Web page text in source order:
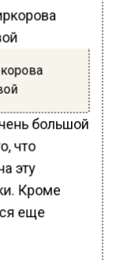
большой
что
эту
Кроме
еще